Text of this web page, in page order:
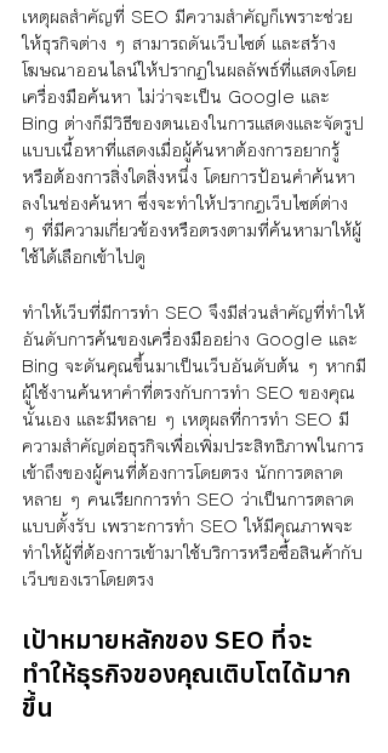
เหตุผลสำคัญที่ SEO มีความสำคัญก็เพราะช่วย
ให้ธุรกิจต่าง ๆ สามารถดันเว็บไซต์ และสร้าง
โฆษณาออนไลน์ให้ปรากฏในผลลัพธ์ที่แสดงโดย
เครื่องมือค้นหา ไม่ว่าจะเป็น Google และ
Bing ต่างก็มีวิธีของตนเองในการแสดงและจัดรูป
แบบเนื้อหาที่แสดงเมื่อผู้ค้นหาต้องการอยากรู้
หรือต้องการสิ่งใดสิ่งหนึ่ง โดยการป้อนคำค้นหา
ลงในช่องค้นหา ซึ่งจะทำให้ปรากฎเว็บไซต์ต่าง
ๆ ที่มีความเกี่ยวข้องหรือตรงตามที่ค้นหามาให้ผู้
ใช้ได้เลือกเข้าไปดู
ทำให้เว็บที่มีการทำ SEO จึงมีส่วนสำคัญที่ทำให้
อันดับการค้นของเครื่องมืออย่าง Google และ
Bing จะดันคุณขึ้นมาเป็นเว็บอันดับต้น ๆ หากมี
ผู้ใช้งานค้นหาคำที่ตรงกับการทำ SEO ของคุณ
นั้นเอง และมีหลาย ๆ เหตุผลที่การทำ SEO มี
ความสำคัญต่อธุรกิจเพื่อเพิ่มประสิทธิภาพในการ
เข้าถึงของผู้คนที่ต้องการโดยตรง นักการตลาด
หลาย ๆ คนเรียกการทำ SEO ว่าเป็นการตลาด
แบบตั้งรับ เพราะการทำ SEO ให้มีคุณภาพจะ
ทำให้ผู้ที่ต้องการเข้ามาใช้บริการหรือซื้อสินค้ากับ
เว็บของเราโดยตรง
เป้าหมายหลักของ SEO ที่จะ
ทำให้ธุรกิจของคุณเติบโตได้มาก
ขึ้น